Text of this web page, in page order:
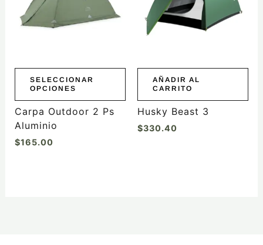
SELECCIONAR
OPCIONES
variantes.
Las
elegir
la
página
producto
Carpa Outdoor 2 Ps
Aluminio
$165.00
AÑADIR AL
CARRITO
Husky Beast 3
$330.40